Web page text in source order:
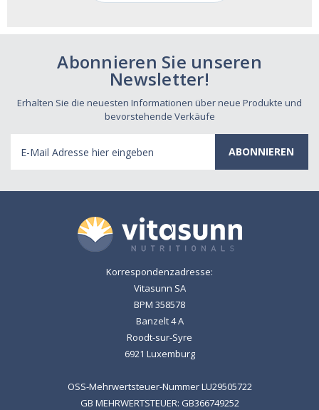
Abonnieren Sie unseren
Newsletter!
Erhalten Sie die neuesten Informationen über neue Produkte und
bevorstehende Verkäufe
Mail
Adresse
Korrespondenzadresse:
Vitasunn SA
BPM 358578
Banzelt 4 A
Roodt-sur-Syre
6921 Luxemburg
OSS-Mehrwertsteuer-Nummer LU29505722
GB MEHRWERTSTEUER: GB366749252